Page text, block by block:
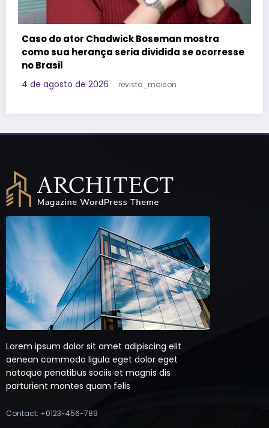
do Programa Roda de Negócios
29 de julho de 2026
Lorem ipsum dolor sit amet adipiscing elit
natoque penatibus sociis et magnis dis
parturient montes quam felis
Contact: +0123-456-789
FEATURED